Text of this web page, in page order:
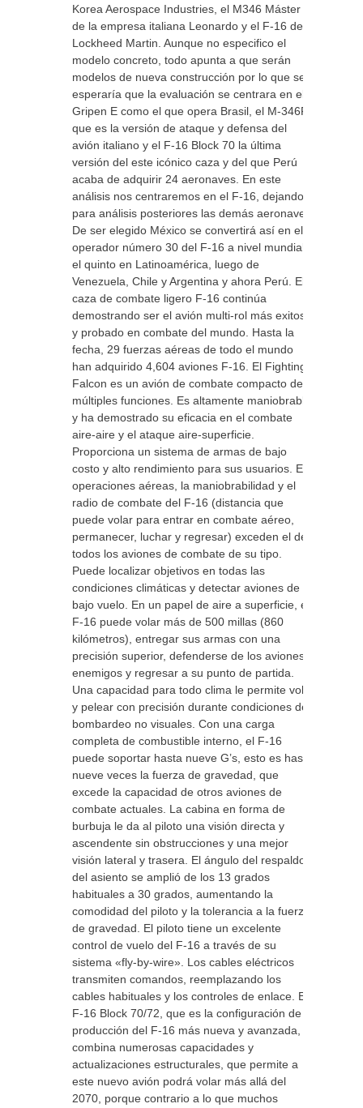
Korea Aerospace Industries, el M346 Máster
de la empresa italiana Leonardo y el F-16 de
Lockheed Martin. Aunque no especifico el
modelo concreto, todo apunta a que serán
modelos de nueva construcción por lo que se
esperaría que la evaluación se centrara en el
Gripen E como el que opera Brasil, el M-346FA
que es la versión de ataque y defensa del
avión italiano y el F-16 Block 70 la última
versión del este icónico caza y del que Perú
acaba de adquirir 24 aeronaves. En este
análisis nos centraremos en el F-16, dejando
para análisis posteriores las demás aeronaves.
De ser elegido México se convertirá así en el
operador número 30 del F-16 a nivel mundial y
el quinto en Latinoamérica, luego de
Venezuela, Chile y Argentina y ahora Perú. El
caza de combate ligero F-16 continúa
demostrando ser el avión multi-rol más exitoso
y probado en combate del mundo. Hasta la
fecha, 29 fuerzas aéreas de todo el mundo
han adquirido 4,604 aviones F-16. El Fighting
Falcon es un avión de combate compacto de
múltiples funciones. Es altamente maniobrable
y ha demostrado su eficacia en el combate
aire-aire y el ataque aire-superficie.
Proporciona un sistema de armas de bajo
costo y alto rendimiento para sus usuarios. En
operaciones aéreas, la maniobrabilidad y el
radio de combate del F-16 (distancia que
puede volar para entrar en combate aéreo,
permanecer, luchar y regresar) exceden el de
todos los aviones de combate de su tipo.
Puede localizar objetivos en todas las
condiciones climáticas y detectar aviones de
bajo vuelo. En un papel de aire a superficie, el
F-16 puede volar más de 500 millas (860
kilómetros), entregar sus armas con una
precisión superior, defenderse de los aviones
enemigos y regresar a su punto de partida.
Una capacidad para todo clima le permite volar
y pelear con precisión durante condiciones de
bombardeo no visuales. Con una carga
completa de combustible interno, el F-16
puede soportar hasta nueve G’s, esto es hasta
nueve veces la fuerza de gravedad, que
excede la capacidad de otros aviones de
combate actuales. La cabina en forma de
burbuja le da al piloto una visión directa y
ascendente sin obstrucciones y una mejor
visión lateral y trasera. El ángulo del respaldo
del asiento se amplió de los 13 grados
habituales a 30 grados, aumentando la
comodidad del piloto y la tolerancia a la fuerza
de gravedad. El piloto tiene un excelente
control de vuelo del F-16 a través de su
sistema «fly-by-wire». Los cables eléctricos
transmiten comandos, reemplazando los
cables habituales y los controles de enlace. El
F-16 Block 70/72, que es la configuración de
producción del F-16 más nueva y avanzada,
combina numerosas capacidades y
actualizaciones estructurales, que permite a
este nuevo avión podrá volar más allá del
2070, porque contrario a lo que muchos